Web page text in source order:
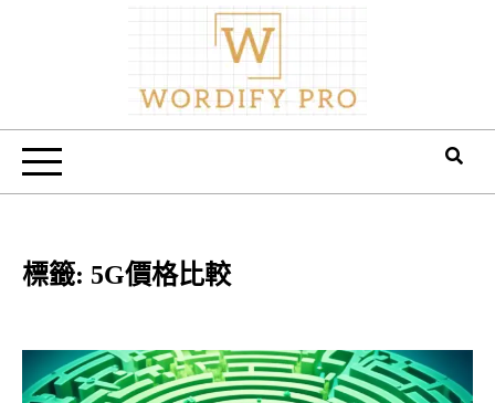
Wordify Pro
標籤: 5G價格比較